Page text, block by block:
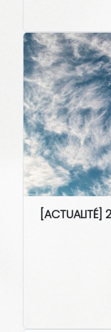
[ACTUALITÉ]